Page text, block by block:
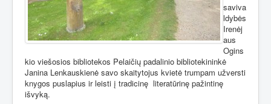
saviva
ldybės
Irenėj
aus
Ogins
kio viešosios bibliotekos Pelaičių padalinio bibliotekininkė
Janina Lenkauskienė savo skaitytojus kvietė trumpam užversti
knygos puslapius ir leisti į tradicinę literatūrinę pažintinę
išvyką.